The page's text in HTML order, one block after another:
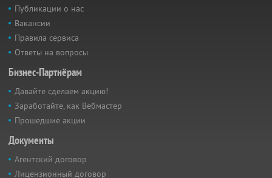
Публикации о нас
Вакансии
Правила сервиса
Ответы на вопросы
Бизнес-Партнёрам
Давайте сделаем акцию!
Заработайте, как Вебмастер
Прошедшие акции
Документы
Агентский договор
Лицензионный договор